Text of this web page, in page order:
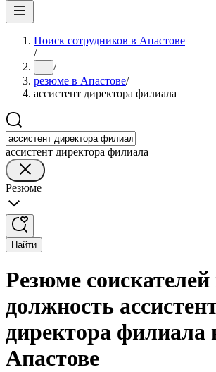
Поиск сотрудников в Апастове
/
... /
резюме в Апастове/
ассистент директора филиала
ассистент директора филиала
Резюме
Найти
Резюме соискателей
должность
директора филиала
Апастове